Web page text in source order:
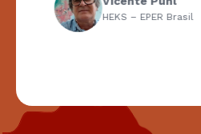
HEKS – EPER Brasil